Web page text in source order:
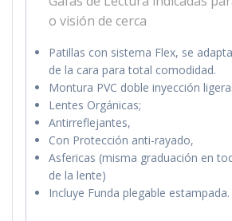
o visión de cerca
Patillas con sistema Flex, se
de la cara para total comodidad.
Montura PVC doble inyección
Lentes Orgánicas;
Antirreflejantes,
Con Protección anti-rayado,
Asfericas (misma graduación en
de la lente)
Incluye Funda plegable estampada.